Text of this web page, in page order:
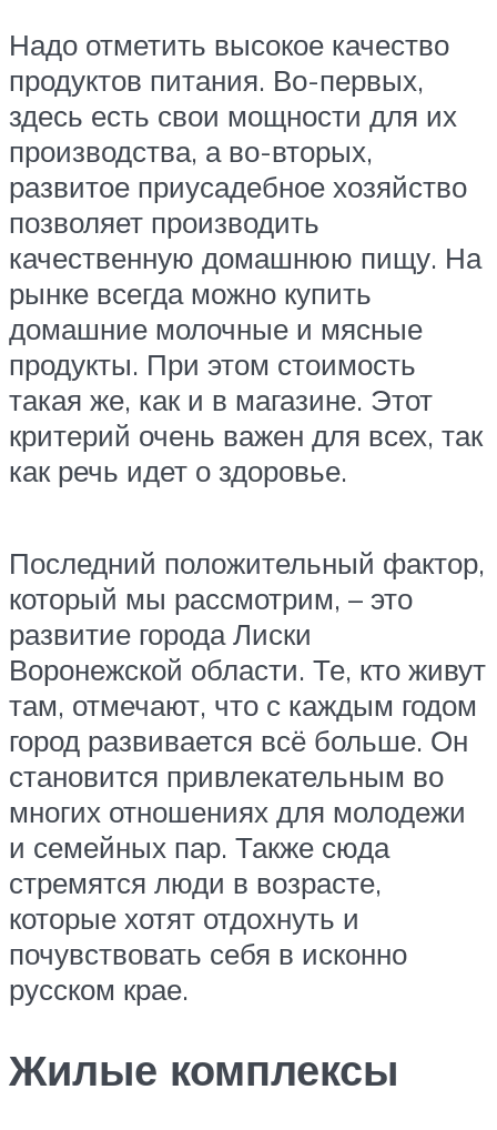
Надо отметить высокое качество
продуктов питания. Во-первых,
здесь есть свои мощности для их
производства, а во-вторых,
развитое приусадебное хозяйство
позволяет производить
качественную домашнюю пищу. На
рынке всегда можно купить
домашние молочные и мясные
продукты. При этом стоимость
такая же, как и в магазине. Этот
критерий очень важен для всех, так
как речь идет о здоровье.
Последний положительный фактор,
который мы рассмотрим, – это
развитие города Лиски
Воронежской области. Те, кто живут
там, отмечают, что с каждым годом
город развивается всё больше. Он
становится привлекательным во
многих отношениях для молодежи
и семейных пар. Также сюда
стремятся люди в возрасте,
которые хотят отдохнуть и
почувствовать себя в исконно
русском крае.
Жилые комплексы